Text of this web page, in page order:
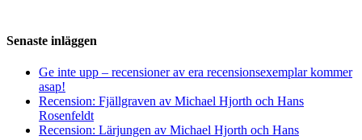
Senaste inläggen
Ge inte upp – recensioner av era recensionsexemplar kommer
asap!
Recension: Fjällgraven av Michael Hjorth och Hans
Rosenfeldt
Recension: Lärjungen av Michael Hjorth och Hans